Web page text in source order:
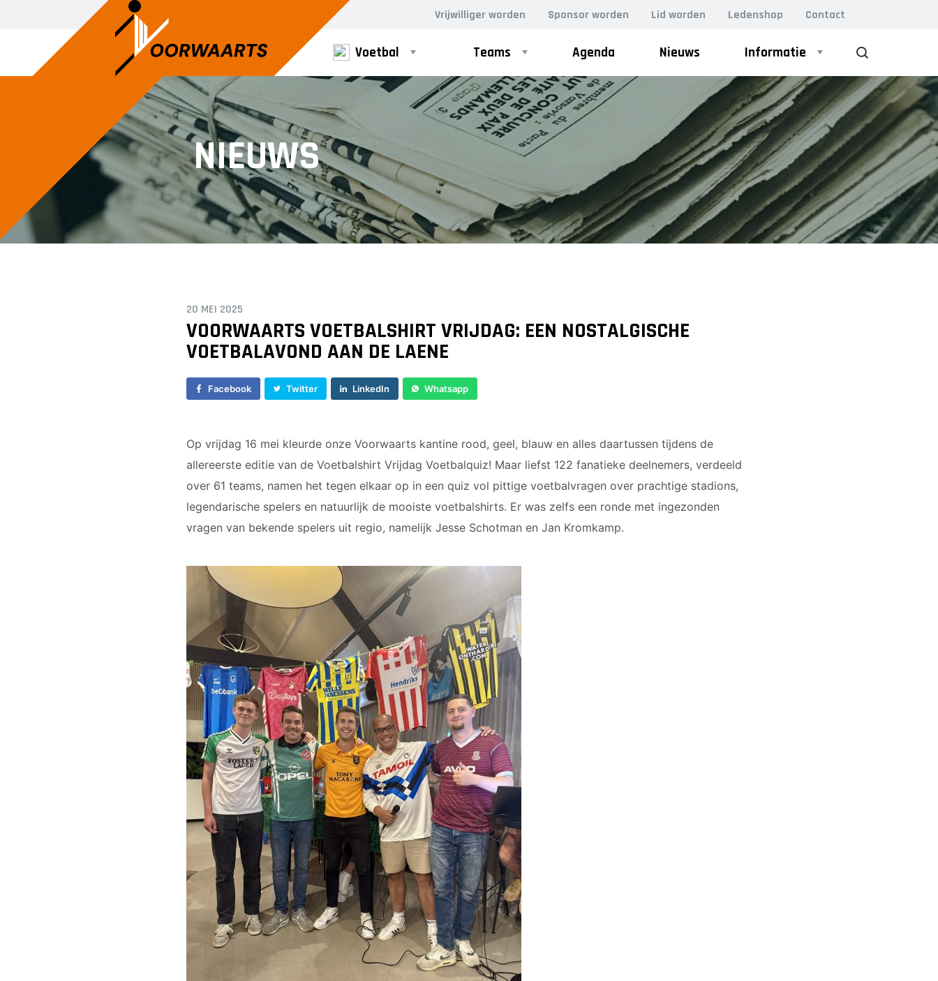
Vrijwilliger worden Sponsor worden Lid worden Ledenshop Contact
Voetbal Teams
SENIOREN
Voorwaarts 1
Voorwaarts 2
Voorwaarts 3
Voorwaarts 5
Voorwaarts 6
JUNIOREN
JO14-1
JO14-2
JO14-3
JO15-1
JO15-2
JO17-1
JO17-2
JO17-3
JO17-5
JO19-1
PUPILLEN
JO8-1
JO8-2
JO8-3
JO8-4JM
JO8-5JM
JO9-5
JO10-1
JO10-2 JM
JO10-3
JO10-6 JM
JO10-7
JO10-8JM
JO11-1
JO11-2
JO11-4 JM
JO12-1
JO12-2JM
JO12-3
JO12-4JM
JO12-5JM
JO13-1
JO13-2
JO13-3
JO13-4
MO13-1
MINI'S
6-jarigen
ZAAL
Heren 1
Heren 2
Agenda Nieuws Informatie
ZOEK
NIEUWS
20 MEI 2025
VOORWAARTS VOETBALSHIRT VRIJDAG: EEN NOSTALGISCHE
VOETBALAVOND AAN DE LAENE
Facebook Twitter LinkedIn Whatsapp
Op vrijdag 16 mei kleurde onze Voorwaarts kantine rood, geel, blauw en alles daartussen tijdens de
allereerste editie van de Voetbalshirt Vrijdag Voetbalquiz! Maar liefst 122 fanatieke deelnemers, verdeeld
over 61 teams, namen het tegen elkaar op in een quiz vol pittige voetbalvragen over prachtige stadions,
legendarische spelers en natuurlijk de mooiste voetbalshirts. Er was zelfs een ronde met ingezonden
vragen van bekende spelers uit regio, namelijk Jesse Schotman en Jan Kromkamp.